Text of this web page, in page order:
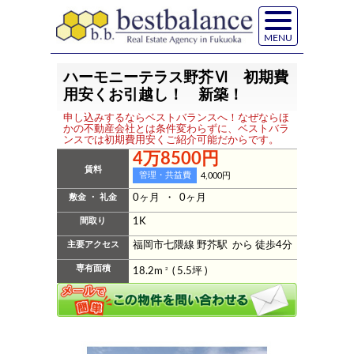
MENU
ハーモニーテラス野芥Ⅵ 初期費
用安くお引越し！ 新築！
申し込みするならベストバランスへ！なぜならほ
かの不動産会社とは条件変わらずに、ベストバラ
ンスでは初期費用安くご紹介可能だからです。
賃料
4万8500円
管理・共益費 4,000円
敷金 ・ 礼金 0ヶ月 ・ 0ヶ月
間取り 1K
主要アクセス 福岡市七隈線 野芥駅 から 徒歩4分
専有面積 18.2m2 ( 5.5坪 )